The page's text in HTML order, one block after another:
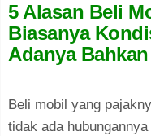
5 Alasan Beli
Biasanya
Adanya
Beli mobil yang
tidak ada